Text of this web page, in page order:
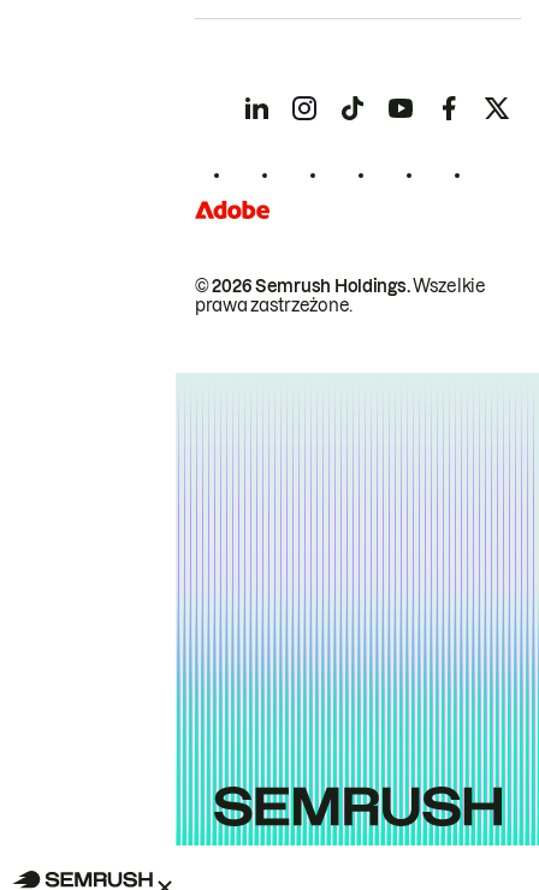
© 2026 Semrush Holdings.Wszelkie
prawa zastrzeżone.